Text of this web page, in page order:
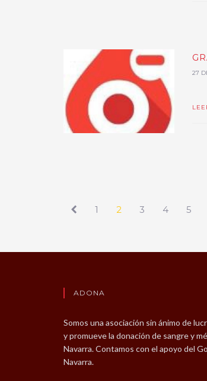
27
1 2 3 4 5
ADONA
Somos una asociación sin ánimo de
y promueve la donación de sangre y
Navarra. Contamos con el apoyo del
Navarra.